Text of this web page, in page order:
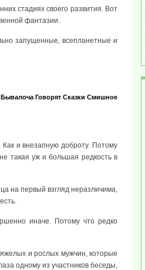
стадиях своего развития. Вот
фантазии.
запущенные, всепланетные и
Бывалоча Говорят Сказки Смишное
и внезапную доброту. Потому
такая уж и большая редкость в
на первый взгляд неразличима,
иначе. Потому что редко
и рослых мужчин, которые
одному из участников беседы,